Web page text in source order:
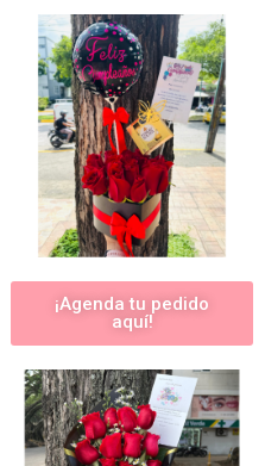
¡Agenda tu pedido
aquí!